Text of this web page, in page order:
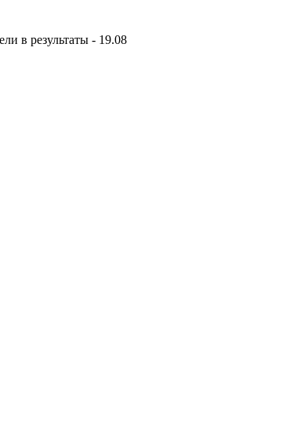
в результаты - 19.08